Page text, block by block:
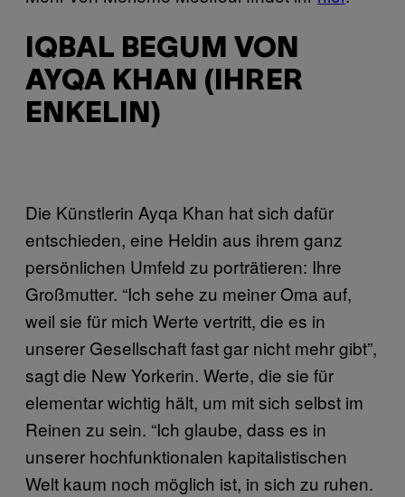
IQBAL BEGUM VON
AYQA KHAN (IHRER
ENKELIN)
Die Künstlerin Ayqa Khan hat sich dafür
entschieden, eine Heldin aus ihrem ganz
persönlichen Umfeld zu porträtieren: Ihre
Großmutter. “Ich sehe zu meiner Oma auf,
weil sie für mich Werte vertritt, die es in
unserer Gesellschaft fast gar nicht mehr gibt”,
sagt die New Yorkerin. Werte, die sie für
elementar wichtig hält, um mit sich selbst im
Reinen zu sein. “Ich glaube, dass es in
unserer hochfunktionalen kapitalistischen
Welt kaum noch möglich ist, in sich zu ruhen.